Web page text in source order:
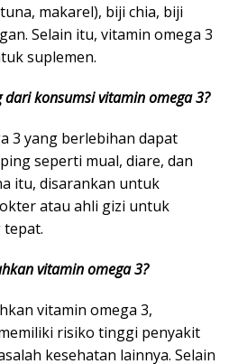
makarel), biji chia, biji
Selain itu, vitamin omega 3
suplemen.
konsumsi vitamin omega 3?
3 yang berlebihan dapat
seperti mual, diare, dan
itu, disarankan untuk
atau ahli gizi untuk
tepat.
vitamin omega 3?
vitamin omega 3,
risiko tinggi penyakit
kesehatan lainnya. Selain